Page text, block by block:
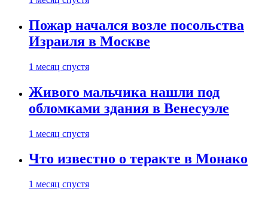
Пожар начался возле посольства
Израиля в Москве
1 месяц спустя
Живого мальчика нашли под
обломками здания в Венесуэле
1 месяц спустя
Что известно о теракте в Монако
1 месяц спустя